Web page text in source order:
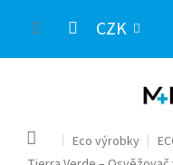
CZK
Domů Eco výrobky